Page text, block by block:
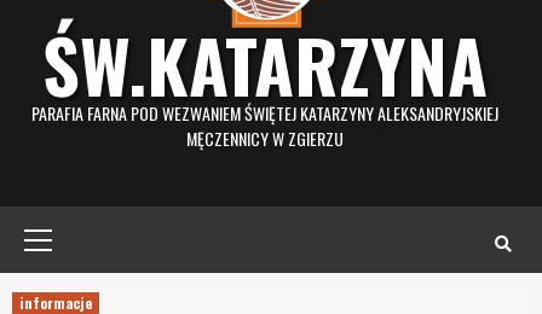
ŚW.KATARZYNA
PARAFIA FARNA POD WEZWANIEM ŚWIĘTEJ KATARZYNY ALEKSANDRYJSKIEJ
MĘCZENNICY W ZGIERZU
informacje